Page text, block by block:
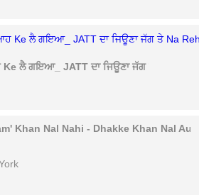
ਲੈ ਗਇਆ_ JATT ਦਾ ਜਿਊਣਾ ਜੱਗ ਤੇ Na
Khan Nal Nahi - Dhakke Khan Nal